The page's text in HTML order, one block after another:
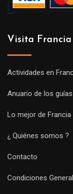
Visita Francia
Actividades en
Anuario de los
Lo mejor de
¿ Quiénes somos ?
Contacto
Condiciones